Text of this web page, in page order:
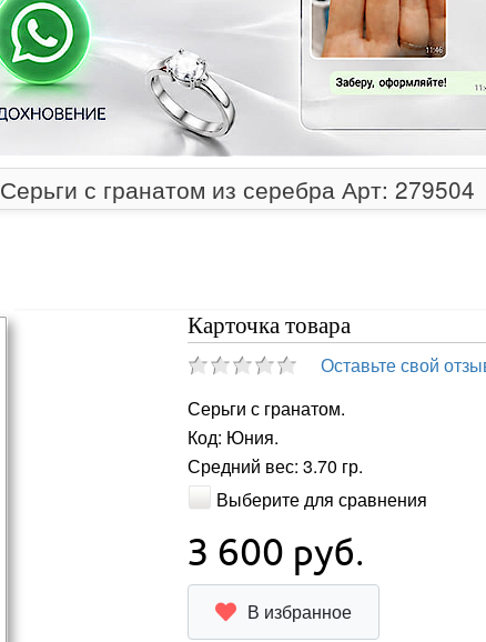
Серьги с гранатом из серебра Арт: 279504
Карточка товара
Оставьте свой
Серьги с гранатом.
Код: Юния.
Средний вес: 3.70 гр.
Выберите для сравнения
3 600 руб.
В избранное